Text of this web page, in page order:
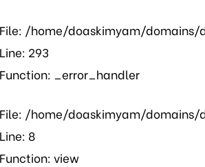
File: /home/doaskimyam/
Line: 293
Function: _error_handler
File: /home/doaskimyam/
Line: 8
Function: view